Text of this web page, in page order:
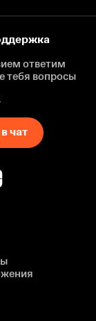
ответим
тебя вопросы
чат